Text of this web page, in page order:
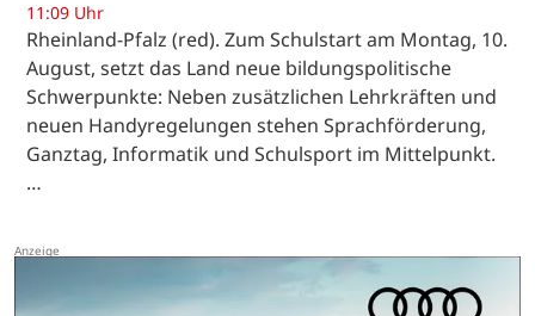
11:09 Uhr
Rheinland-Pfalz (red). Zum Schulstart am Montag, 10.
August, setzt das Land neue bildungspolitische
Schwerpunkte: Neben zusätzlichen Lehrkräften und
neuen Handyregelungen stehen Sprachförderung,
Ganztag, Informatik und Schulsport im Mittelpunkt.
…